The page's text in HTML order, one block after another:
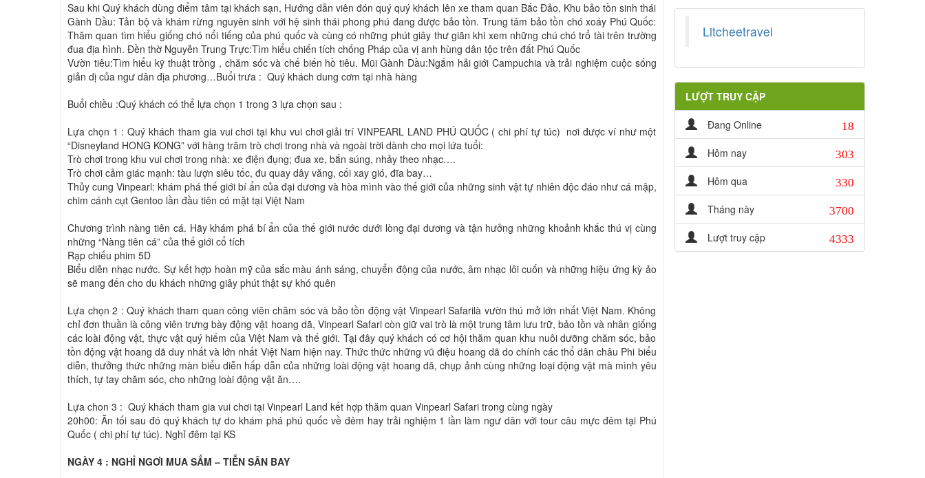
Sau khi Quý khách dùng điểm tâm tại khách sạn, Hướng dẫn viên đón quý quý khách lên xe tham quan Bắc Đảo, Khu bảo tồn sinh thái
Gành Dầu: Tản bộ và khám rừng nguyên sinh với hệ sinh thái phong phú đang được bảo tồn. Trung tâm bảo tồn chó xoáy Phú Quốc:
Thăm quan tìm hiểu giống chó nổi tiếng của phú quốc và cùng có những phút giây thư giãn khi xem những chú chó trổ tài trên trường
đua địa hình. Đền thờ Nguyễn Trung Trực:Tìm hiểu chiến tích chống Pháp của vị anh hùng dân tộc trên đất Phú Quốc
Vườn tiêu:Tìm hiểu kỹ thuật trồng , chăm sóc và chế biến hồ tiêu. Mũi Gành Dầu:Ngắm hải giới Campuchia và trải nghiệm cuộc sống
giản dị của ngư dân địa phương…Buổi trưa : Quý khách dung cơm tại nhà hàng
Buổi chiều :Quý khách có thể lựa chọn 1 trong 3 lựa chọn sau :
Lựa chọn 1 : Quý khách tham gia vui chơi tại khu vui chơi giải trí VINPEARL LAND PHÚ QUỐC ( chi phí tự túc) nơi được ví như một
“Disneyland HONG KONG” với hàng trăm trò chơi trong nhà và ngoài trời dành cho mọi lứa tuổi:
Trò chơi trong khu vui chơi trong nhà: xe điện đụng; đua xe, bắn súng, nhảy theo nhạc….
Trò chơi cảm giác mạnh: tàu lượn siêu tốc, đu quay dây văng, cối xay gió, đĩa bay…
Thủy cung Vinpearl: khám phá thế giới bí ẩn của đại dương và hòa mình vào thế giới của những sinh vật tự nhiên độc đáo như cá mập,
chim cánh cụt Gentoo lần đầu tiên có mặt tại Việt Nam
Chương trình nàng tiên cá. Hãy khám phá bí ẩn của thế giới nước dưới lòng đại dương và tận hưởng những khoảnh khắc thú vị cùng
những “Nàng tiên cá” của thế giới cổ tích
Rạp chiếu phim 5D
Biểu diễn nhạc nước. Sự kết hợp hoàn mỹ của sắc màu ánh sáng, chuyển động của nước, âm nhạc lôi cuốn và những hiệu ứng kỳ ảo
sẽ mang đến cho du khách những giây phút thật sự khó quên
Lựa chọn 2 : Quý khách tham quan công viên chăm sóc và bảo tồn động vật Vinpearl Safarilà vườn thú mở lớn nhất Việt Nam. Không
chỉ đơn thuần là công viên trưng bày động vật hoang dã, Vinpearl Safari còn giữ vai trò là một trung tâm lưu trữ, bảo tồn và nhân giống
các loài động vật, thực vật quý hiếm của Việt Nam và thế giới. Tại đây quý khách có cơ hội thăm quan khu nuôi dưỡng chăm sóc, bảo
tồn động vật hoang dã duy nhất và lớn nhất Việt Nam hiện nay. Thức thức những vũ điệu hoang dã do chính các thổ dân châu Phi biểu
diễn, thưởng thức những màn biểu diễn hấp dẫn của những loài động vật hoang dã, chụp ảnh cùng những loại động vật mà mình yêu
thích, tự tay chăm sóc, cho những loài động vật ăn….
Lựa chon 3 : Quý khách tham gia vui chơi tại Vinpearl Land kết hợp thăm quan Vinpearl Safari trong cùng ngày
20h00: Ăn tối sau đó quý khách tự do khám phá phú quốc về đêm hay trải nghiệm 1 lần làm ngư dân với tour câu mực đêm tại Phú
Quốc ( chi phí tự túc). Nghỉ đêm tại KS
NGÀY 4 : NGHỈ NGƠI MUA SẮM – TIỄN SÂN BAY
Litcheetravel
LƯỢT TRUY CẬP
Đang Online 18
Hôm nay 303
Hôm qua 330
Tháng này 3700
Lượt truy cập 4333